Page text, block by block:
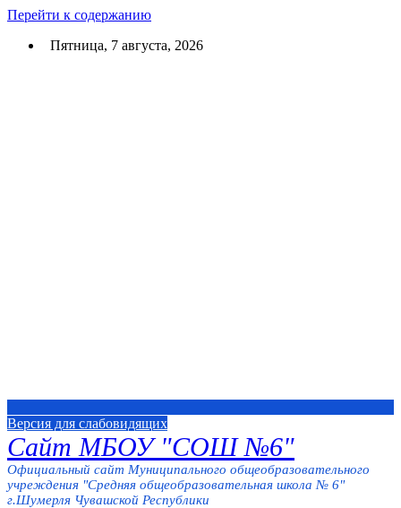
Перейти к содержанию
Пятница, 7 августа, 2026
Версия для слабовидящих
Сайт МБОУ "СОШ №6"
Официальный сайт Муниципального общеобразовательного
учреждения "Средняя общеобразовательная школа № 6"
г.Шумерля Чувашской Республики